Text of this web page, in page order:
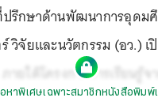
รึกษาด้านพัฒนาการอุดม
วิจัยและนวัตกรรม (อว.)
ใต้โครงการการเรียนรู้จ
ข่ายอุทยานวิทยาศาสตร์ภู
หาพิเศษเฉพาะสมาชิกหนังสือพิมพ์